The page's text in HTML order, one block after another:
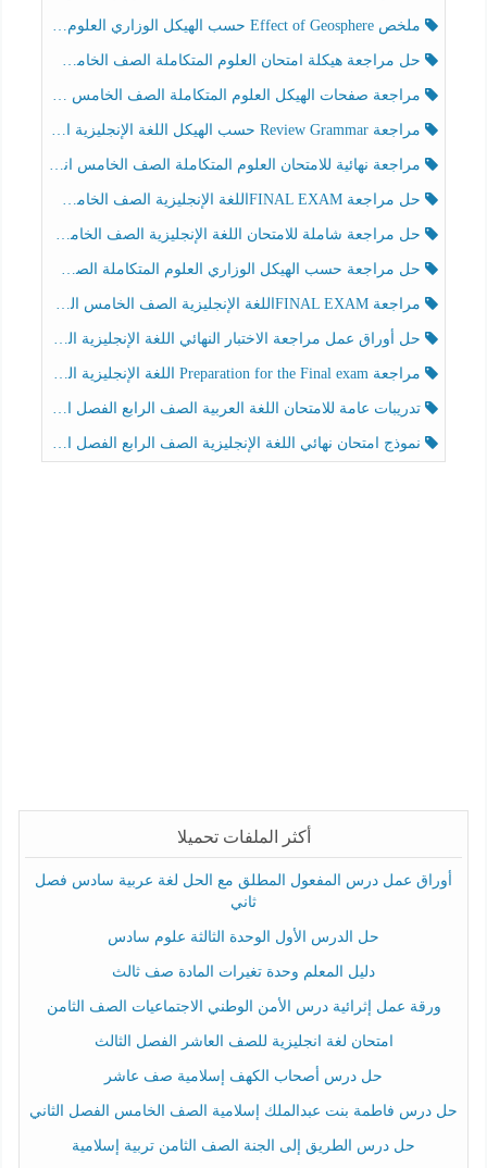
ملخص Effect of Geosphere حسب الهيكل الوزاري العلوم المتكاملة الصف الخامس انسبير الفصل الثالث
حل مراجعة هيكلة امتحان العلوم المتكاملة الصف الخامس عام الفصل الثالث
مراجعة صفحات الهيكل العلوم المتكاملة الصف الخامس انسبير الفصل الثالث
مراجعة Review Grammar حسب الهيكل اللغة الإنجليزية الصف الخامس الفصل الثالث
مراجعة نهائية للامتحان العلوم المتكاملة الصف الخامس انسبير الفصل الثالث
حل مراجعة FINAL EXAMاللغة الإنجليزية الصف الخامس الفصل الثالث
حل مراجعة شاملة للامتحان اللغة الإنجليزية الصف الخامس الفصل الثالث
حل مراجعة حسب الهيكل الوزاري العلوم المتكاملة الصف الخامس عام الفصل الثالث
مراجعة FINAL EXAMاللغة الإنجليزية الصف الخامس الفصل الثالث
حل أوراق عمل مراجعة الاختبار النهائي اللغة الإنجليزية الصف الرابع الفصل الثالث
مراجعة Preparation for the Final exam اللغة الإنجليزية الصف الرابع الفصل الثالث
تدريبات عامة للامتحان اللغة العربية الصف الرابع الفصل الثالث
نموذج امتحان نهائي اللغة الإنجليزية الصف الرابع الفصل الثالث
أكثر الملفات تحميلا
أوراق عمل درس المفعول المطلق مع الحل لغة عربية سادس فصل
ثاني
حل الدرس الأول الوحدة الثالثة علوم سادس
دليل المعلم وحدة تغيرات المادة صف ثالث
ورقة عمل إثرائية درس الأمن الوطني الاجتماعيات الصف الثامن
امتحان لغة انجليزية للصف العاشر الفصل الثالث
حل درس أصحاب الكهف إسلامية صف عاشر
حل درس فاطمة بنت عبدالملك إسلامية الصف الخامس الفصل الثاني
حل درس الطريق إلى الجنة الصف الثامن تربية إسلامية